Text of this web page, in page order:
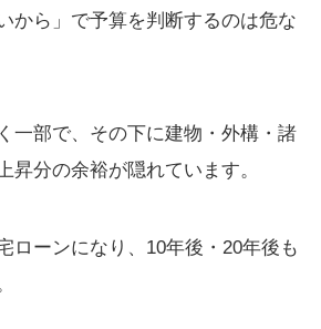
から」で予算を判断するのは危な
一部で、その下に建物・外構・諸
昇分の余裕が隠れています。
ローンになり、10年後・20年後も